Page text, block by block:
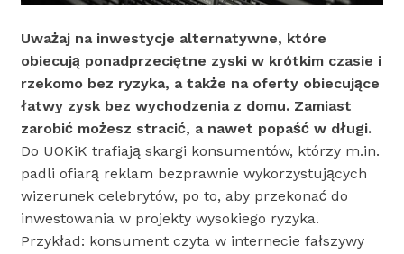
Uważaj na inwestycje alternatywne, które
obiecują ponadprzeciętne zyski w krótkim czasie i
rzekomo bez ryzyka, a także na oferty obiecujące
łatwy zysk bez wychodzenia z domu. Zamiast
zarobić możesz stracić, a nawet popaść w długi.
Do UOKiK trafiają skargi konsumentów, którzy m.in.
padli ofiarą reklam bezprawnie wykorzystujących
wizerunek celebrytów, po to, aby przekonać do
inwestowania w projekty wysokiego ryzyka.
Przykład: konsument czyta w internecie fałszywy